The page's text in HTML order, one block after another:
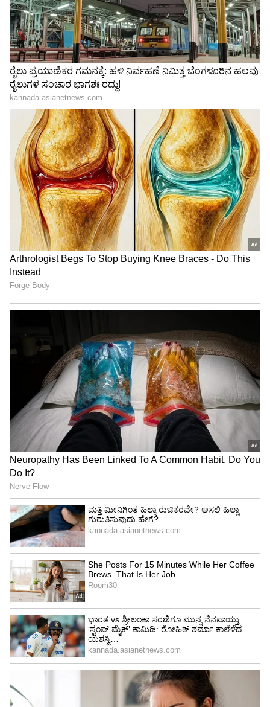
ಭಾಷಿಕರೇನು ಪಾಕಿಸ್ತಾನದವರಲ್ಲ, ಕನ್ನಡ ಹಾಗೂ ಮರಾಠಿ
ಭಾಷಿಕರು ಇಲ್ಲಿ ಅನ್ಯೋನ್ಯತೆಯಿಂದ ಬದುಕುತ್ತಿದ್ದಾರೆ. ಎಲ್ಲರೂ
ಒಗ್ಗಟ್ಟಿನಿಂದಲೇ ಅಭಿವೃದ್ಧಿ ಸಾಧಿಸಬೇಕು. ಕನ್ನಡಪರ
ಸಂಘಟನೆಗಳು ಆಗ್ರಹಿಸುತ್ತಿರುವಂತೆ ಪಾಲಿಕೆಯಲ್ಲಿ ನಿರ್ಣಯ
ಕೈಗೊಳ್ಳುವ ಬಗ್ಗೆ ಜಿಲ್ಲೆಯ ಜನಪ್ರತಿನಿಧಿಗಳೆಲ್ಲರೂ ಸೇರಿ
ಚರ್ಚಿಸಿ ತೀರ್ಮಾನಿಸುತ್ತೇವೆ ಎಂದರು.